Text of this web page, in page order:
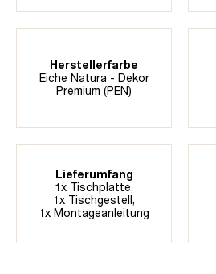
Herstellerfarbe
Eiche Natura - Dekor
Premium (PEN)
Lieferumfang
1x Tischplatte,
1x Tischgestell,
1x Montageanleitung